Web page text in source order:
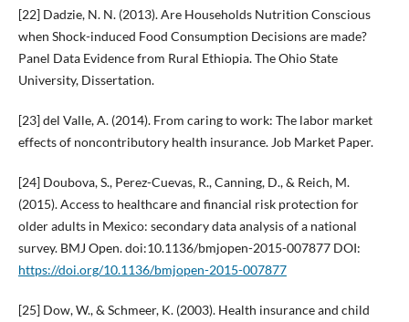
[22] Dadzie, N. N. (2013). Are Households Nutrition Conscious
when Shock-induced Food Consumption Decisions are made?
Panel Data Evidence from Rural Ethiopia. The Ohio State
University, Dissertation.
[23] del Valle, A. (2014). From caring to work: The labor market
effects of noncontributory health insurance. Job Market Paper.
[24] Doubova, S., Perez-Cuevas, R., Canning, D., & Reich, M.
(2015). Access to healthcare and financial risk protection for
older adults in Mexico: secondary data analysis of a national
survey. BMJ Open. doi:10.1136/bmjopen-2015-007877 DOI:
https://doi.org/10.1136/bmjopen-2015-007877
[25] Dow, W., & Schmeer, K. (2003). Health insurance and child